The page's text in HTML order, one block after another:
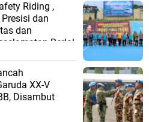
Riding ,
dan
dan
Berlal
XX-V
Disambut